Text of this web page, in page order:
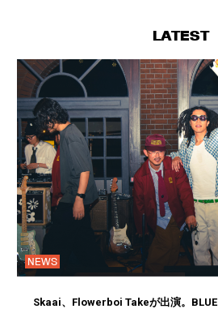
LATEST
NEWS
Skaai、Flowerboi Takeが出演。BLUE